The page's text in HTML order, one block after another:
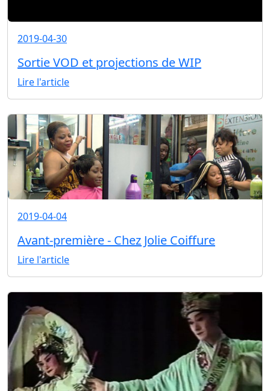
2019-04-30
Sortie VOD et projections de WIP
Lire l'article
2019-04-04
Avant-première - Chez Jolie Coiffure
Lire l'article